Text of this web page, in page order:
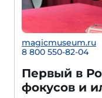
magicmuseum.ru
8 800 550-82-04
Первый в
фокусов и